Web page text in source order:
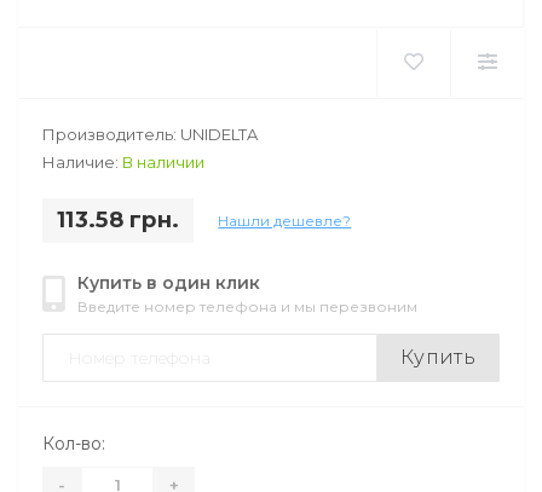
Производитель: UNIDELTA
Наличие: В наличии
113.58 грн. Нашли дешевле?
Купить в один клик
Введите номер телефона и мы перезвоним
Купить
Кол-во:
- +